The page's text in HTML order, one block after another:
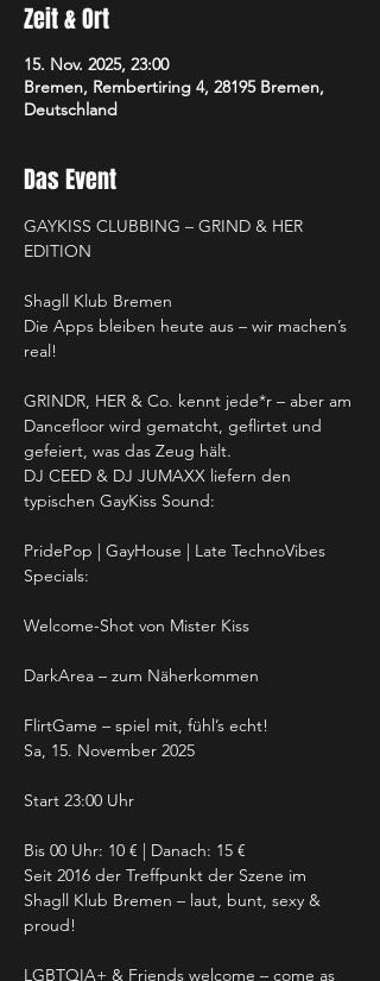
Zeit & Ort
15. Nov. 2025, 23:00
Bremen, Rembertiring 4, 28195 Bremen,
Deutschland
Das Event
GAYKISS CLUBBING – GRIND & HER
EDITION
Shagll Klub Bremen
Die Apps bleiben heute aus – wir machen’s
real!
GRINDR, HER & Co. kennt jede*r – aber am
Dancefloor wird gematcht, geflirtet und
gefeiert, was das Zeug hält.
DJ CEED & DJ JUMAXX liefern den
typischen GayKiss Sound:
PridePop | GayHouse | Late TechnoVibes
Specials:
Welcome-Shot von Mister Kiss
DarkArea – zum Näherkommen
FlirtGame – spiel mit, fühl’s echt!
Sa, 15. November 2025
Start 23:00 Uhr
Bis 00 Uhr: 10 € | Danach: 15 €
Seit 2016 der Treffpunkt der Szene im
Shagll Klub Bremen – laut, bunt, sexy &
proud!
LGBTQIA+ & Friends welcome – come as